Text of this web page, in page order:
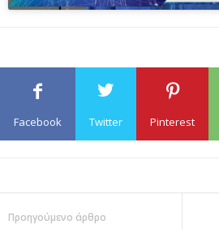
Facebook Twitter Pinterest
Προηγούμενο άρθρο